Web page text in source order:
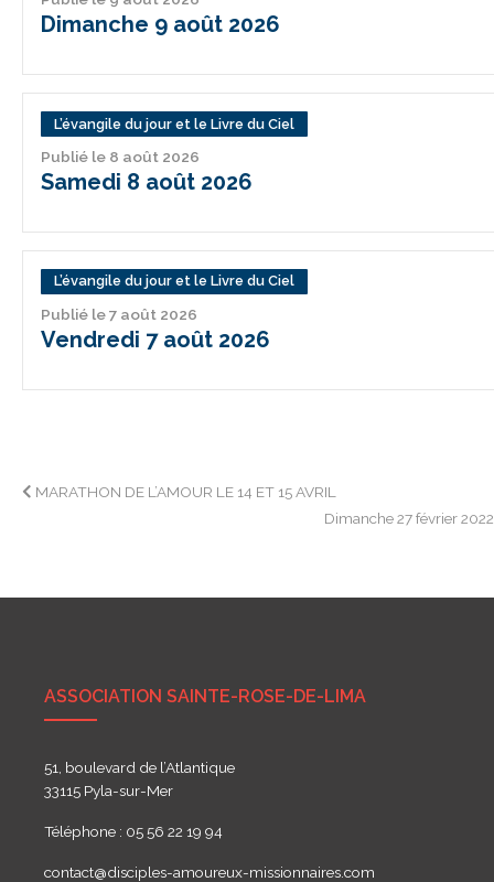
Dimanche 9 août 2026
L’évangile du jour et le Livre du Ciel
Publié le 8 août 2026
Samedi 8 août 2026
L’évangile du jour et le Livre du Ciel
Publié le 7 août 2026
Vendredi 7 août 2026
Navigation
l’article
MARATHON DE L’AMOUR LE 14 ET 15 AVRIL
Dimanche 27 février
ASSOCIATION SAINTE-ROSE-DE-LIMA
51, boulevard de l’Atlantique
33115 Pyla-sur-Mer
Téléphone : 05 56 22 19 94
contact@disciples-amoureux-missionnaires.com